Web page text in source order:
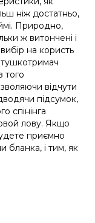
ніж достатньо,
Природно,
ж витончені і
на користь
того
відчути
підсумок,
спінінга
лову. Якщо
приємно
бланка, і тим, як